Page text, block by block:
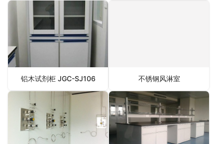
铝木试剂柜 JGC-SJ106 不锈钢风淋室